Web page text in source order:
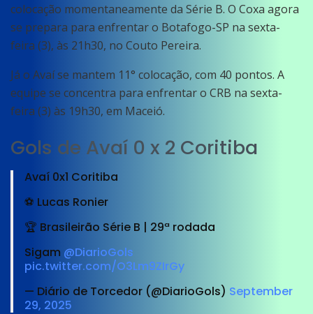
colocação momentaneamente da Série B. O Coxa agora
se prepara para enfrentar o Botafogo-SP na sexta-
feira (3), às 21h30, no Couto Pereira.
Já o Avaí se mantem 11° colocação, com 40 pontos. A
equipe se concentra para enfrentar o CRB na sexta-
feira (3) às 19h30, em Maceió.
Gols de Avaí 0 x 2 Coritiba
Avaí 0x1 Coritiba
⚽️ Lucas Ronier
🏆 Brasileirão Série B | 29ª rodada
Sigam @DiarioGols
pic.twitter.com/O3Lm9ZIrGy
— Diário de Torcedor (@DiarioGols) September
29, 2025